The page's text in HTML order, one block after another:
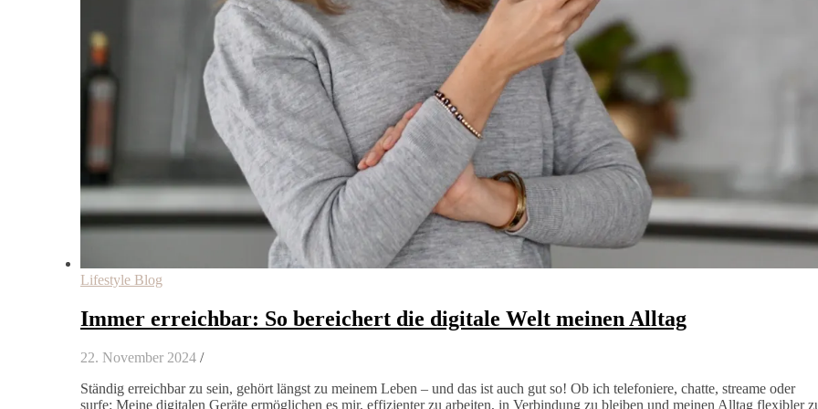
Lifestyle Blog
Immer erreichbar: So bereichert die digitale Welt meinen Alltag
22. November 2024 /
Ständig erreichbar zu sein, gehört längst zu meinem Leben – und das ist auch gut so! Ob ich telefoniere, chatte, streame oder
surfe: Meine digitalen Geräte ermöglichen es mir, effizienter zu arbeiten, in Verbindung zu bleiben und meinen Alltag flexibler